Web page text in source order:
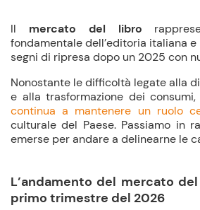
Il mercato del libro
fondamentale dell’editoria italiana
segni di ripresa dopo un 2025 con
Nonostante le difficoltà legate alla
e alla trasformazione dei
continua a mantenere un ruolo
culturale del Paese. Passiamo in
emerse per andare a delinearne le
L’andamento del mercato
primo trimestre del 2026